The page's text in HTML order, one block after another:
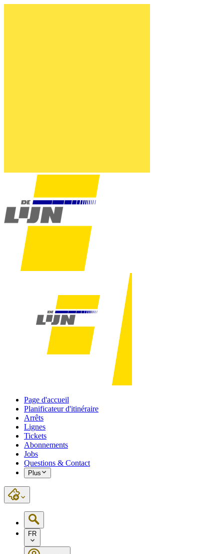
Page d'accueil
Planificateur d'itinéraire
Arrêts
Lignes
Tickets
Abonnements
Jobs
Questions & Contact
Plus
FR